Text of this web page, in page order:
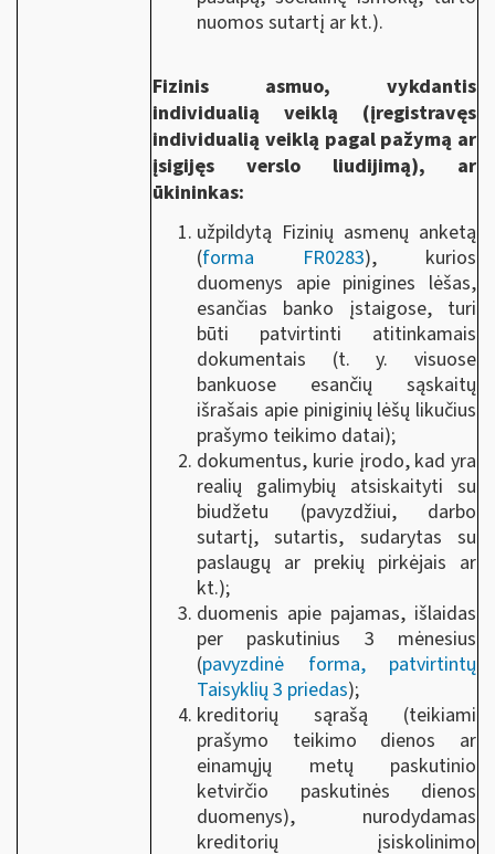
nuomos sutartį ar kt.).
Fizinis asmuo, vykdantis
individualią veiklą (įregistravęs
individualią veiklą pagal pažymą ar
įsigijęs verslo liudijimą), ar
ūkininkas:
užpildytą Fizinių asmenų anketą
(forma FR0283), kurios
duomenys apie pinigines lėšas,
esančias banko įstaigose, turi
būti patvirtinti atitinkamais
dokumentais (t. y. visuose
bankuose esančių sąskaitų
išrašais apie piniginių lėšų likučius
prašymo teikimo datai);
dokumentus, kurie įrodo, kad yra
realių galimybių atsiskaityti su
biudžetu (pavyzdžiui, darbo
sutartį, sutartis, sudarytas su
paslaugų ar prekių pirkėjais ar
kt.);
duomenis apie pajamas, išlaidas
per paskutinius 3 mėnesius
(pavyzdinė forma, patvirtintų
Taisyklių 3 priedas);
kreditorių sąrašą (teikiami
prašymo teikimo dienos ar
einamųjų metų paskutinio
ketvirčio paskutinės dienos
duomenys), nurodydamas
kreditorių įsiskolinimo